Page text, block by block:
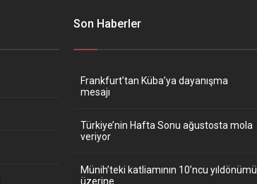
Son Haberler
Frankfurt’tan Küba’ya dayanışma
mesajı
Türkiye’nin Hafta Sonu ağustosta mola
veriyor
Münih’teki katliamının 10’ncu yıldönümü
üzerine